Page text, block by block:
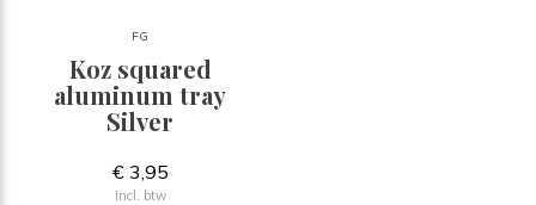
FG
Koz squared
aluminum tray
Silver
€ 3,95
Incl. btw